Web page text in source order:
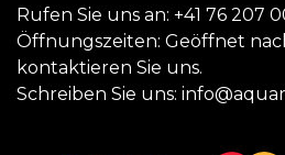
Rufen Sie uns an: +41 76 207
Öffnungszeiten: Geöffnet
kontaktieren Sie uns.
Schreiben Sie uns: